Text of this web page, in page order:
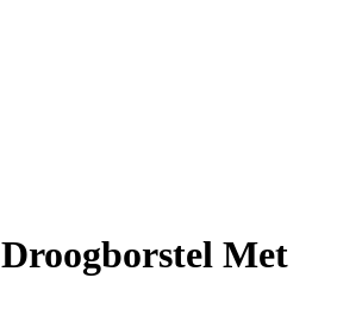
Droogborstel Met